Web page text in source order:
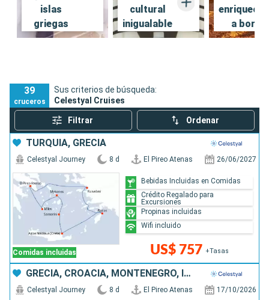
islas
griegas
cultural
inigualable
a bordo
39
cruceros
Sus criterios de búsqueda:
Celestyal Cruises
Filtrar Ordenar
TURQUÍA, GRECIA
Comidas incluidas
Celestyal Journey 8 d El Pireo Atenas 26/06/2027
US$ 757 +Tasas
Bebidas Incluidas en Comidas
Crédito Regalado para
Excursiones
Propinas incluidas
Wifi incluido
GRECIA, CROACIA, MONTENEGRO, ITALIA
Celestyal Journey 8 d El Pireo Atenas 17/10/2026